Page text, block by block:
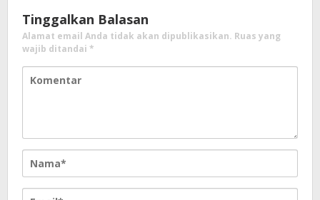
Tinggalkan Balasan
Alamat email Anda tidak akan dipublikasikan. Ruas yang
wajib ditandai *